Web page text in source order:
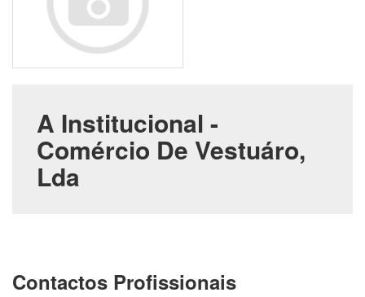
A Institucional -
Comércio De Vestuáro,
Lda
Contactos Profissionais